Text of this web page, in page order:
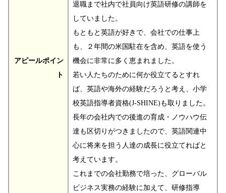
アピールポイン
ト
退職まで社内で社員向け英語研修の講師を
していました。
もともと英語が好きで、会社での仕事上
も、２年間の米国駐在を含め、英語を使う
機会に非常に多く恵まれました。
若い人たちのために何か役立てるとすれ
ば、英語や海外の経験だろうと考え、小学
校英語指導者資格(J-SHINE)も取りました。
長年の会社内での後進の育成・ノウハウ伝
達も区切りがつきましたので、英語関連中
心に将来を担う人達の成長に役立てればと
考えています。
これまでの会社勤務で培った、グローバル
ビジネス実務の経験に加えて、研修指導